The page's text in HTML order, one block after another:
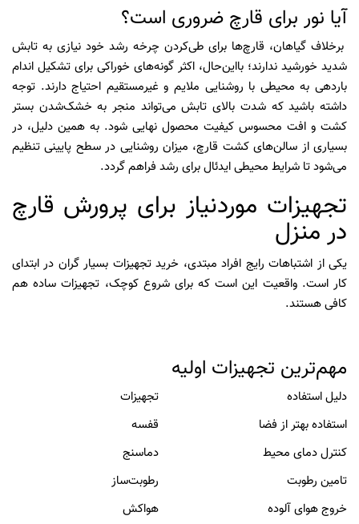
آیا نور برای قارچ ضروری است؟
برخلاف گیاهان، قارچ‌ها برای طی‌کردن چرخه رشد خود نیازی به تابش
شدید خورشید ندارند؛ بااین‌حال، اکثر گونه‌های خوراکی برای تشکیل اندام
باردهی به محیطی با روشنایی ملایم و غیرمستقیم احتیاج دارند. توجه
داشته باشید که شدت بالای تابش می‌تواند منجر به خشک‌شدن بستر
کشت و افت محسوس کیفیت محصول نهایی شود. به همین دلیل، در
بسیاری از سالن‌های کشت قارچ، میزان روشنایی در سطح پایینی تنظیم
می‌شود تا شرایط محیطی ایدئال برای رشد فراهم گردد.
تجهیزات موردنیاز برای پرورش قارچ
در منزل
یکی از اشتباهات رایج افراد مبتدی، خرید تجهیزات بسیار گران در ابتدای
کار است. واقعیت این است که برای شروع کوچک، تجهیزات ساده هم
کافی هستند.
مهم‌ترین تجهیزات اولیه
تجهیزات
دلیل استفاده
قفسه
استفاده بهتر از فضا
دماسنج
کنترل دمای محیط
رطوبت‌ساز
تامین رطوبت
هواکش
خروج هوای آلوده